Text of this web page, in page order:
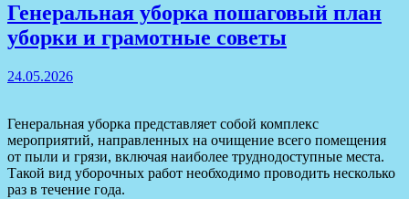
Генеральная уборка пошаговый план
уборки и грамотные советы
24.05.2026
Генеральная уборка представляет собой комплекс
мероприятий, направленных на очищение всего помещения
от пыли и грязи, включая наиболее труднодоступные места.
Такой вид уборочных работ необходимо проводить несколько
раз в течение года.